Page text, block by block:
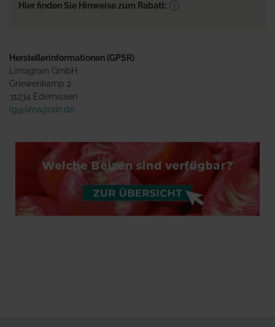
Hier finden Sie Hinweise zum Rabatt:
Herstellerinformationen (GPSR)
Limagrain GmbH
Griewenkamp 2
31234 Edemissen
lg@limagrain.de